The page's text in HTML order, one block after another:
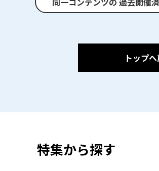
トップ
特集から探す